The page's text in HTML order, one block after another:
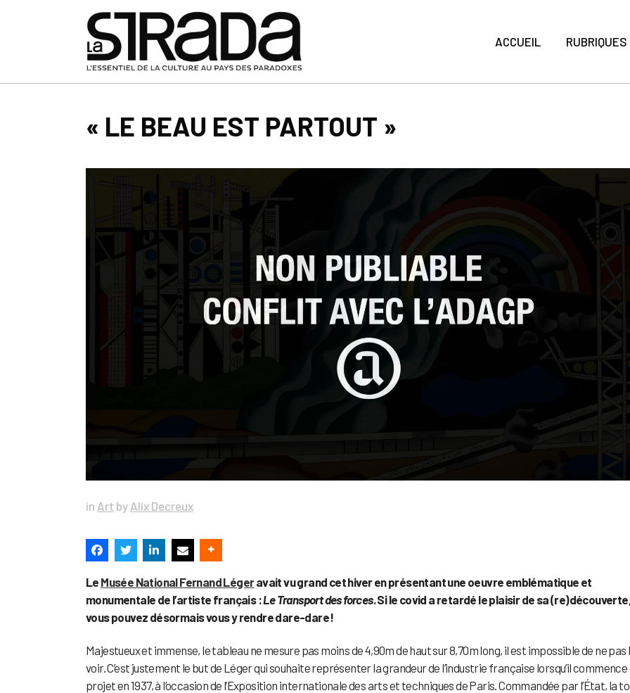
ACCUEIL RUBRIQUES
« LE BEAU EST PARTOUT »
in Art by Alix Decreux
Le Musée National Fernand Légeravait vu grand cet hiver en présentant une oeuvre emblématique et
monumentale de l’artiste français :Le Transport des forces. Si le covid a retardé le plaisir de sa
vous pouvez désormais vous y rendre dare-dare !
Majestueux et immense, le tableau ne mesure pas moins de 4,90m de haut sur 8,70m long, il est impossible de ne pas
voir. C’est justement le but de Léger qui souhaite représenter la grandeur de l’industrie française lorsqu’il commence
projet en 1937, à l’occasion de l’Exposition internationale des arts et techniques de Paris. Commandée par l’État, la